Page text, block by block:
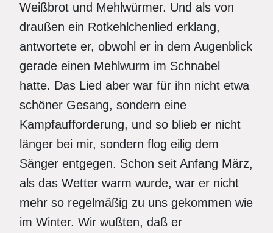
Weißbrot und Mehlwürmer. Und als von
draußen ein Rotkehlchenlied erklang,
antwortete er, obwohl er in dem Augenblick
gerade einen Mehlwurm im Schnabel
hatte. Das Lied aber war für ihn nicht etwa
schöner Gesang, sondern eine
Kampfaufforderung, und so blieb er nicht
länger bei mir, sondern flog eilig dem
Sänger entgegen. Schon seit Anfang März,
als das Wetter warm wurde, war er nicht
mehr so regelmäßig zu uns gekommen wie
im Winter. Wir wußten, daß er